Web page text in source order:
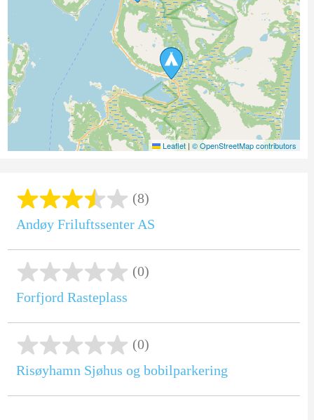
Leaflet | © OpenStreetMap contributors
(8)
Andøy Friluftssenter AS
(0)
Forfjord Rasteplass
(0)
Risøyhamn Sjøhus og bobilparkering